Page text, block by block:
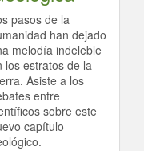
pasos de la
han dejado
melodía indeleble
los estratos de la
Asiste a los
entre
sobre este
capítulo
ayudarte?
18:59